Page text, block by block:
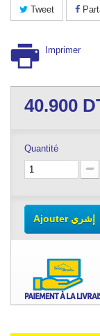
Tweet
Imprimer
40.900
Quantité
Ajouter إشري